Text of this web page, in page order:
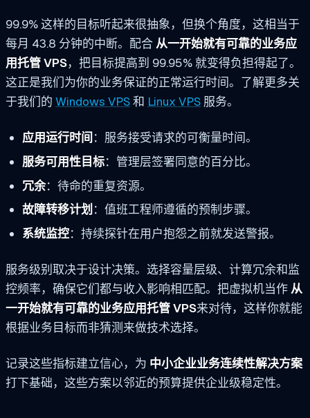
99.9% 这样的目标听起来很抽象，但换个角度，这相当于
每月 43.8 分钟的中断。配合从一开始就有可靠的业务应
用托管 VPS，把目标提高到 99.95% 就变得负担得起了。
这正是我们为你的业务保证的正常运行时间。了解更多关
于我们的 Windows VPS和 Linux VPS 服务。
应用运行时间 ：服务接受请求的可衡量时间。
服务可用性目标：管理层签署同意的百分比。
冗余：待命的重复资源。
故障转移计划 ：值班工程师遵循的预制步骤。
系统监控：持续探针在用户抱怨之前就发送警报。
服务级别取决于设计决策。选择容量层级、计算冗余和监
控频率，确保它们都与收入影响相匹配。把虚拟机当作从
一开始就有可靠的业务应用托管 VPS来对待，这样你就能
根据业务目标而非猜测来做技术选择。
记录这些指标建立信心，为 中小企业业务连续性解决方案
打下基础，这些方案以邻近的预算提供企业级稳定性。